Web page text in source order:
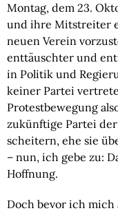
Montag, dem 23.
und ihre Mitstreiter
neuen Verein
enttäuschter und
in Politik und
keiner Partei
Protestbewegung
zukünftige Partei
scheitern, ehe sie
– nun, ich gebe zu:
Hoffnung.
Doch bevor ich mich